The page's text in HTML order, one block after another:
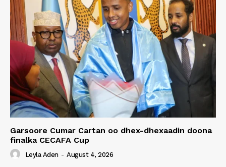
Garsoore Cumar Cartan oo dhex-dhexaadin doona
finalka CECAFA Cup
Leyla Aden - August 4, 2026